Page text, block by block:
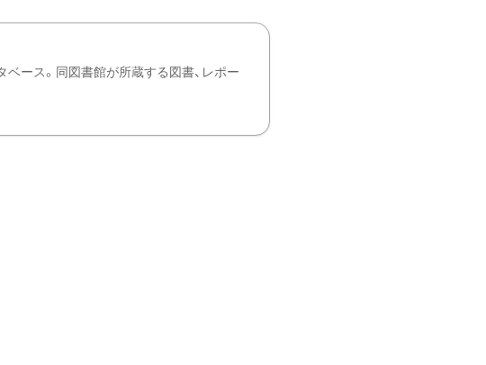
ース。同図書館が所蔵する図書、レポー